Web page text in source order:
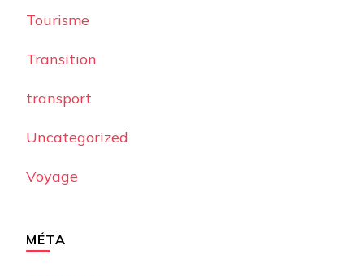
Tourisme
Transition
transport
Uncategorized
Voyage
MÉTA